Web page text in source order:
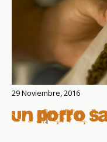
29 Noviembre, 2016
Un porro